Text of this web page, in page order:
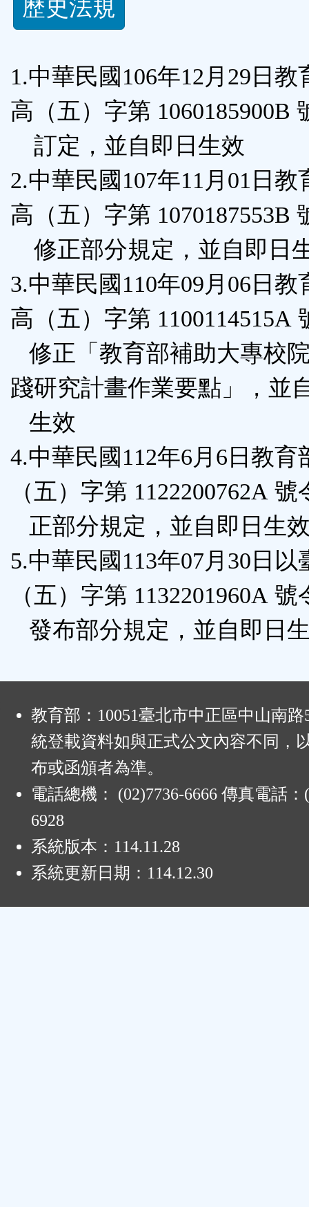
功
按
鈕
歷史法規
1.中華民國106年12月29日教
高（五）字第 1060185900B
訂定，並自即日生效
2.中華民國107年11月01日教
高（五）字第 1070187553B
修正部分規定，並自即日
3.中華民國110年09月06日教
高（五）字第 1100114515A
修正「教育部補助大專校
踐研究計畫作業要點」，並
生效
4.中華民國112年6月6日教育
（五）字第 1122200762A 號
正部分規定，並自即日生
5.中華民國113年07月30日以
（五）字第 1132201960A 號
發布部分規定，並自即日
教育部：10051臺北市中正區中山南
統登載資料如與正式公文內容不同，
布或函頒者為準。
電話總機： (02)7736-6666 傳真電話：
6928
系統版本： 114.11.28
系統更新日期： 114.12.30